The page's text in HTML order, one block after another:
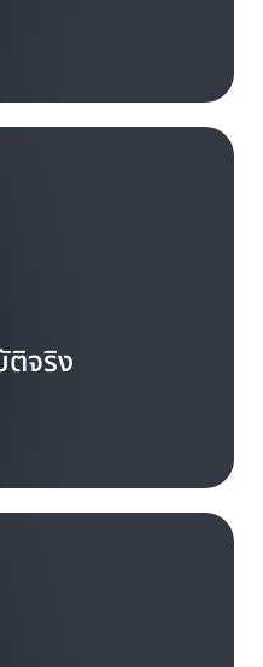
จริง